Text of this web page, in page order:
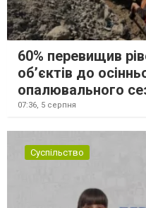
60% перевищив
об’єктів до
опалювального
07:36, 5 серпня
Суспільство